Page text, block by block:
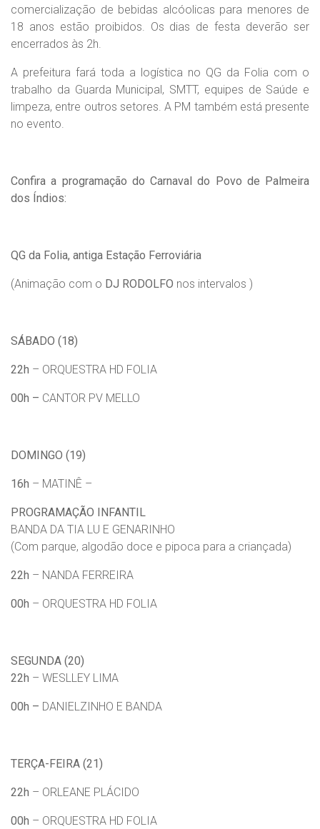
comercialização de bebidas alcóolicas para menores de
18 anos estão proibidos. Os dias de festa deverão ser
encerrados às 2h.
A prefeitura fará toda a logística no QG da Folia com o
trabalho da Guarda Municipal, SMTT, equipes de Saúde e
limpeza, entre outros setores. A PM também está presente
no evento.
Confira a programação do Carnaval do Povo de Palmeira
dos Índios:
QG da Folia, antiga Estação Ferroviária
(Animação com o DJ RODOLFO nos intervalos )
SÁBADO (18)
22h – ORQUESTRA HD FOLIA
00h – CANTOR PV MELLO
DOMINGO (19)
16h – MATINÊ –
PROGRAMAÇÃO INFANTIL
BANDA DA TIA LU E GENARINHO
(Com parque, algodão doce e pipoca para a criançada)
22h – NANDA FERREIRA
00h – ORQUESTRA HD FOLIA
SEGUNDA (20)
22h – WESLLEY LIMA
00h – DANIELZINHO E BANDA
TERÇA-FEIRA (21)
22h – ORLEANE PLÁCIDO
00h – ORQUESTRA HD FOLIA